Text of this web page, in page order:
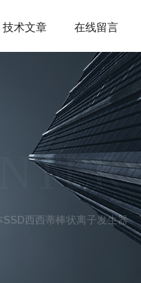
技术文章 在线留言
SSD西西蒂棒状离子发生器